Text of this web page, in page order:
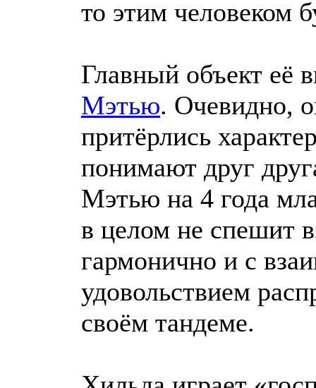
то этим человеком
Главный объект её
Мэтью. Очевидно,
притёрлись
понимают друг
Мэтью на 4 года
в целом не спешит
гармонично и с
удовольствием
своём тандеме.